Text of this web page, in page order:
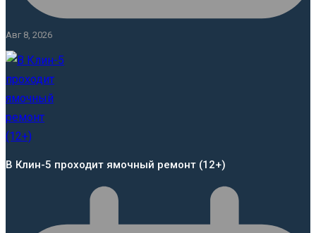
Авг 8, 2026
В Клин-5 проходит ямочный ремонт (12+)